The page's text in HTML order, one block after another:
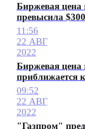
Биржевая цена
превысила
11:56
22 АВГ
2022
Биржевая цена
приближается
09:52
22 АВГ
2022
"Газпром"